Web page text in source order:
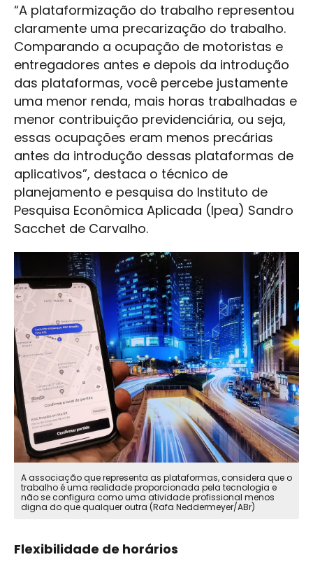
“A plataformização do trabalho representou
claramente uma precarização do trabalho.
Comparando a ocupação de motoristas e
entregadores antes e depois da introdução
das plataformas, você percebe justamente
uma menor renda, mais horas trabalhadas e
menor contribuição previdenciária, ou seja,
essas ocupações eram menos precárias
antes da introdução dessas plataformas de
aplicativos”, destaca o técnico de
planejamento e pesquisa do Instituto de
Pesquisa Econômica Aplicada (Ipea) Sandro
Sacchet de Carvalho.
A associação que representa as plataformas, considera que o
trabalho é uma realidade proporcionada pela tecnologia e
não se configura como uma atividade profissional menos
digna do que qualquer outra (Rafa Neddermeyer/ABr)
Flexibilidade de horários